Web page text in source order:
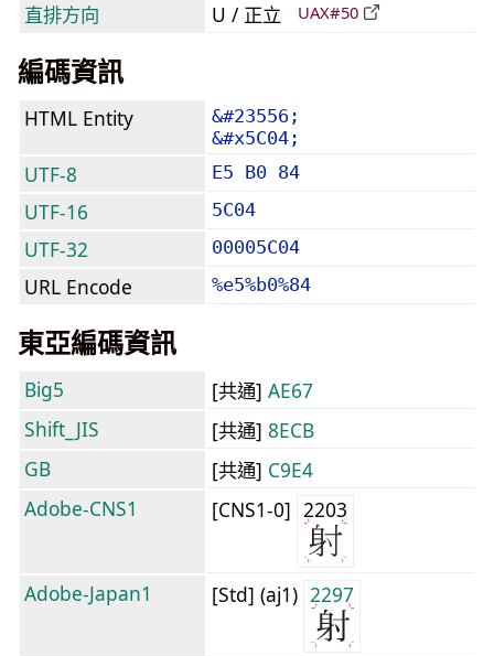
直排方向 U / 正立 UAX#50
編碼資訊
HTML Entity
&#23556;
&#x5C04;
UTF-8 E5 B0 84
UTF-16 5C04
UTF-32 00005C04
URL Encode %e5%b0%84
東亞編碼資訊
Big5 [共通] AE67
Shift_JIS
[共通] 8ECB
GB
[共通] C9E4
Adobe-CNS1
[CNS1-0] 2203
Adobe-Japan1 [Std] (aj1) 2297